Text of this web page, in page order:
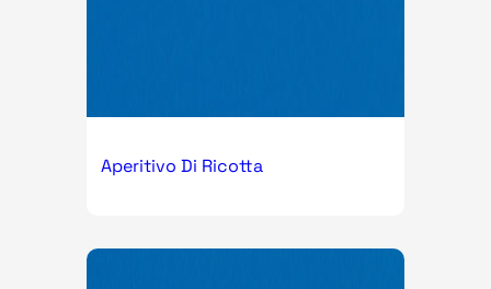
Aperitivo Di Ricotta